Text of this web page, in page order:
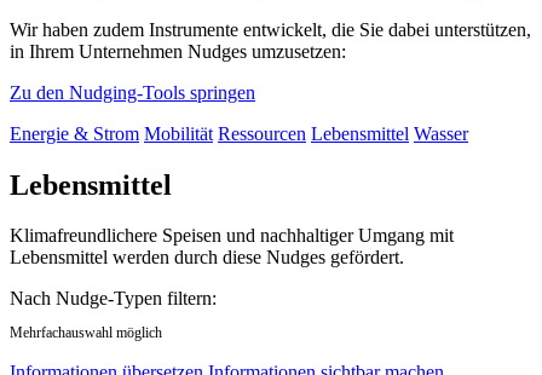
Wir haben zudem Instrumente entwickelt, die Sie dabei unterstützen,
in Ihrem Unternehmen Nudges umzusetzen:
Zu den Nudging-Tools springen
Energie & Strom Mobilität Ressourcen Lebensmittel Wasser
Lebensmittel
Klimafreundlichere Speisen und nachhaltiger Umgang mit
Lebensmittel werden durch diese Nudges gefördert.
Nach Nudge-Typen filtern:
Mehrfachauswahl möglich